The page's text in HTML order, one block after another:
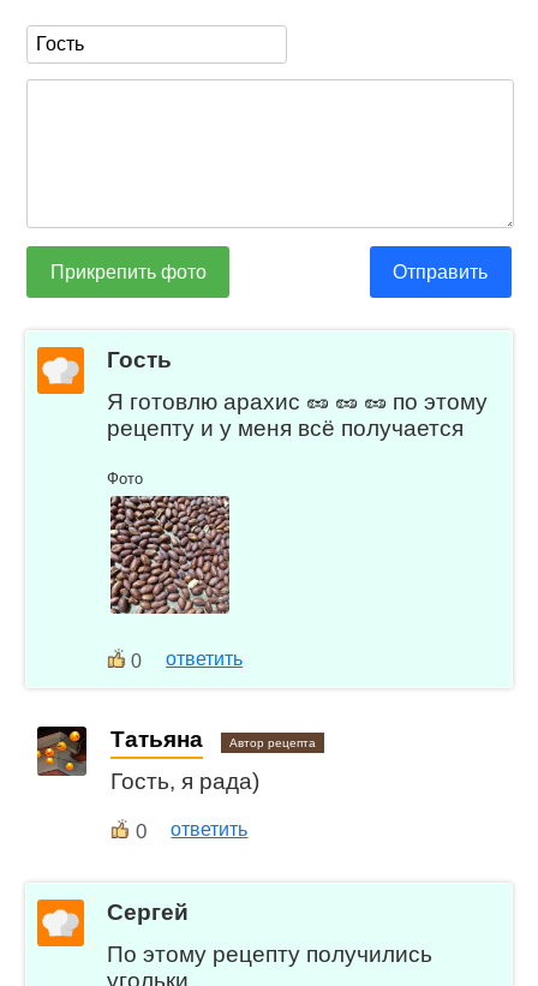
Прикрепить фото Отправить
Гость
Я готовлю арахис 🥜 🥜 🥜 по этому
рецепту и у меня всё получается
Фото
0 ответить
Татьяна Автор рецепта
Гость, я рада)
0 ответить
Сергей
По этому рецепту получились
угольки.